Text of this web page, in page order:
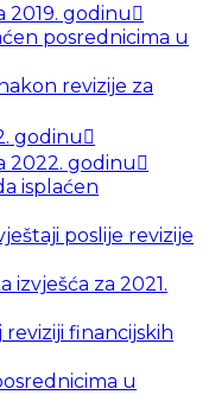
2019. godinu
posrednicima u
revizije za
godinu
2022. godinu
isplaćen
poslije revizije
izvješća za 2021.
financijskih
u